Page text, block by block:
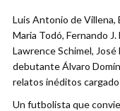
Luis Antonio de Villena,
Maria Todó, Fernando
Lawrence Schimel,
debutante Álvaro
relatos inéditos
Un futbolista que